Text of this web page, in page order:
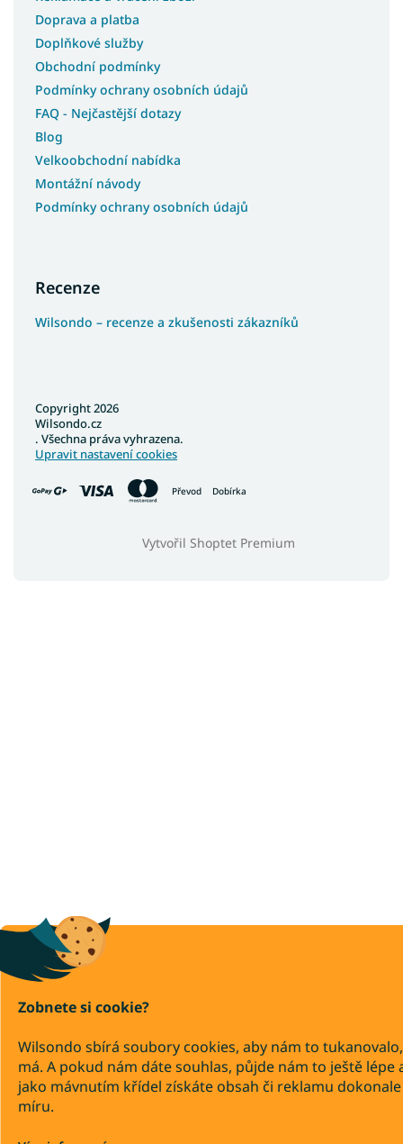
Zobnete si cookie?
Wilsondo sbírá soubory cookies, aby nám to
má. A pokud nám dáte souhlas, půjde nám to ještě lépe
jako mávnutím křídel získáte obsah či reklamu
míru.
Doprava a platba
Doplňkové služby
Obchodní podmínky
Podmínky ochrany osobních údajů
FAQ - Nejčastější dotazy
Blog
Velkoobchodní nabídka
Montážní návody
Podmínky ochrany osobních údajů
Recenze
Wilsondo – recenze a zkušenosti zákazníků
Převod Dobírka
Vytvořil Shoptet Premium
Copyright 2026
Wilsondo.cz
. Všechna práva vyhrazena.
Upravit nastavení cookies